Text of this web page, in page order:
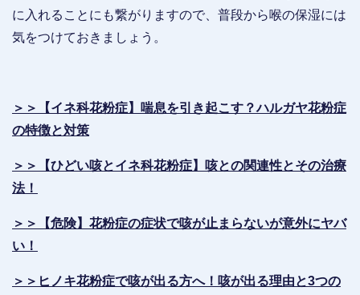
に入れることにも繋がりますので、普段から喉の保湿には
気をつけておきましょう。
＞＞【イネ科花粉症】喘息を引き起こす？ハルガヤ花粉症
の特徴と対策
＞＞【ひどい咳とイネ科花粉症】咳との関連性とその治療
法！
＞＞【危険】花粉症の症状で咳が止まらないが意外にヤバ
い！
＞＞ヒノキ花粉症で咳が出る方へ！咳が出る理由と3つの